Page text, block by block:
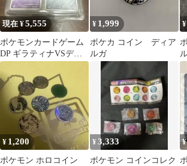
現在 ¥5,555
ポケモンカードゲーム
DP ギラティナVSディ
アルガ 対戦スタータ
ーパック
¥ 1,999
ポケカ コイン ディア
ルガ
¥
¥ 1,200
ポケモン ホロコイン
¥3,333
ポケモン コインコレク
¥